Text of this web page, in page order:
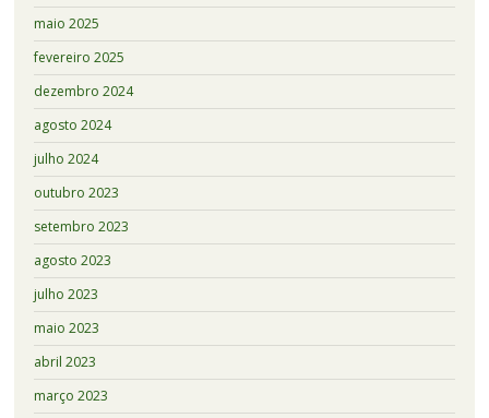
maio 2025
fevereiro 2025
dezembro 2024
agosto 2024
julho 2024
outubro 2023
setembro 2023
agosto 2023
julho 2023
maio 2023
abril 2023
março 2023